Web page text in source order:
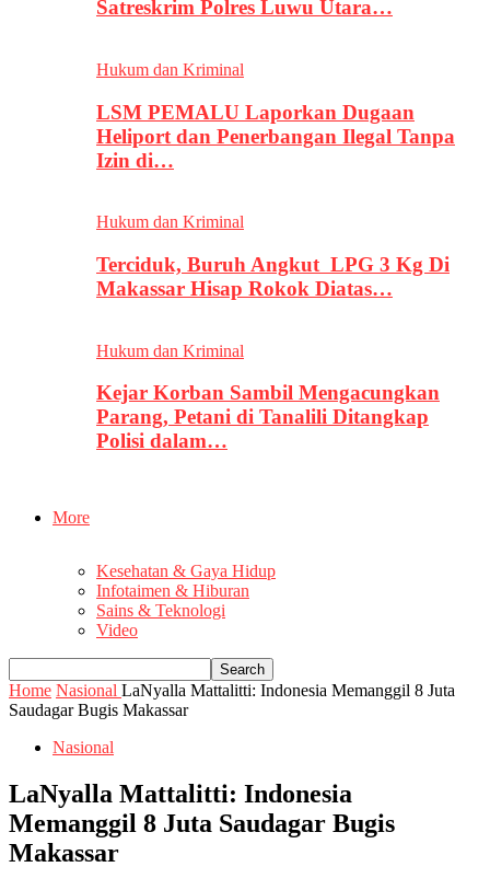
Satreskrim Polres Luwu Utara…
Hukum dan Kriminal
LSM PEMALU Laporkan Dugaan
Heliport dan Penerbangan Ilegal Tanpa
Izin di…
Hukum dan Kriminal
Terciduk, Buruh Angkut LPG 3 Kg Di
Makassar Hisap Rokok Diatas…
Hukum dan Kriminal
Kejar Korban Sambil Mengacungkan
Parang, Petani di Tanalili Ditangkap
Polisi dalam…
More
Kesehatan & Gaya Hidup
Infotaimen & Hiburan
Sains & Teknologi
Video
Home Nasional LaNyalla Mattalitti: Indonesia Memanggil 8 Juta
Saudagar Bugis Makassar
Nasional
LaNyalla Mattalitti: Indonesia
Memanggil 8 Juta Saudagar Bugis
Makassar